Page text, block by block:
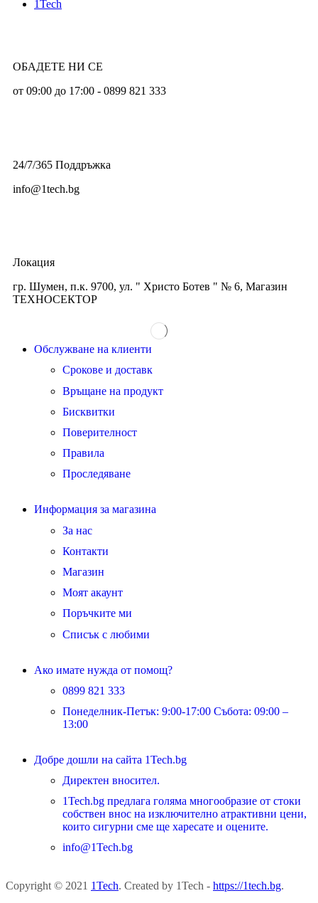
1Tech
Door sit amet, consectetur adip iscing elit, sed do ore magna
ОБАДЕТЕ НИ СЕ
от 09:00 до 17:00 - 0899 821 333
24/7/365 Поддръжка
info@1tech.bg
Локация
гр. Шумен, п.к. 9700, ул. " Христо Ботев " № 6, Магазин
ТЕХНОСЕКТОР
Обслужване на клиенти
Срокове и доставк
Връщане на продукт
Бисквитки
Поверителност
Правила
Проследяване
Информация за магазина
За нас
Контакти
Магазин
Моят акаунт
Поръчките ми
Списък с любими
Ако имате нужда от помощ?
0899 821 333
Понеделник-Петък: 9:00-17:00 Събота: 09:00 –
13:00
Добре дошли на сайта 1Tech.bg
Директен вносител.
1Tech.bg предлага голяма многообразие от стоки
собствен внос на изключително атрактивни цени,
които сигурни сме ще харесате и оцените.
info@1Tech.bg
Copyright © 2021 1Tech. Created by 1Tech - https://1tech.bg.